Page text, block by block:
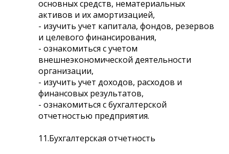
основных средств, нематериальных
активов и их амортизацией,
- изучить учет капитала, фондов, резервов
и целевого финансирования,
- ознакомиться с учетом
внешнеэкономической деятельности
организации,
- изучить учет доходов, расходов и
финансовых результатов,
- ознакомиться с бухгалтерской
отчетностью предприятия.
11.Бухгалтерская отчетность